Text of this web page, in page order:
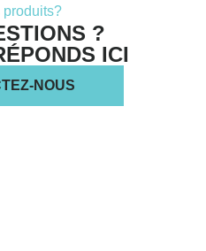
produits?
?
ICI
NOUS